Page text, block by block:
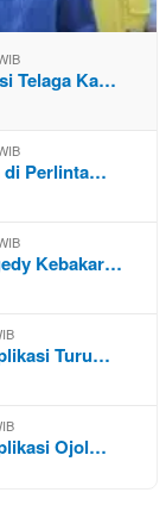
Telaga Ka…
di Perlinta…
Kebakar…
Turu…
Ojol…